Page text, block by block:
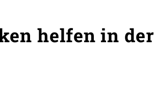
helfen in der